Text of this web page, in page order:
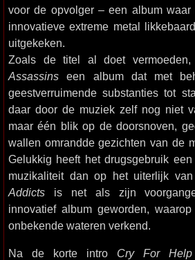
voor de opvolger – een album waar
innovatieve extreme metal
uitgekeken.
Zoals de titel al doet
Assassins een album dat met
geestverruimende substanties tot
daar door de muziek zelf nog niet
maar één blik op de doorsnoven,
wallen omrandde gezichten van de
Gelukkig heeft het drugsgebruik
muzikaliteit dan op het uiterlijk
Addicts is net als zijn
innovatief album geworden,
onbekende wateren verkend.
Na de korte intro Cry For Help